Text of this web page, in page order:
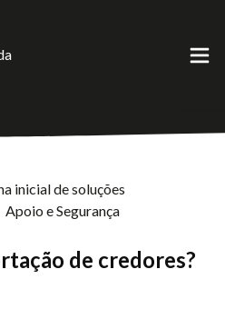
inicial de soluções
Apoio e Segurança
de credores?